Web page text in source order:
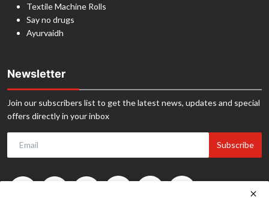
Textile Machine Rolls
Say no drugs
Ayurvaidh
Newsletter
Join our subscribers list to get the latest news, updates and special
offers directly in your inbox
Subscribe